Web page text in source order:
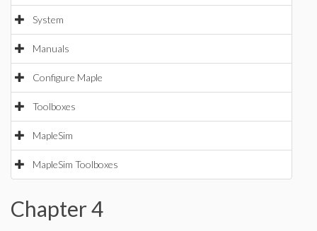
System
Manuals
Configure Maple
Toolboxes
MapleSim
MapleSim Toolboxes
Chapter 4